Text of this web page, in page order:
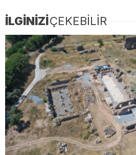
İLGİNİZİÇEKEBİLİR